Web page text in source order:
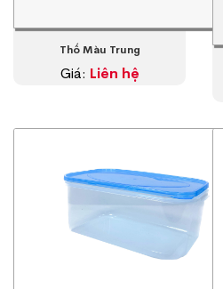
Thố Màu Trung
Giá: Liên hệ